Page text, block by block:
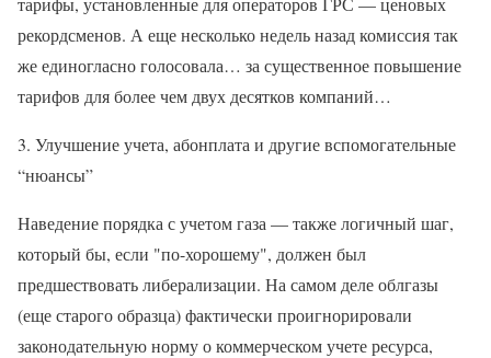
рекордсменов. А еще несколько недель назад комиссия так
же единогласно голосовала… за существенное повышение
тарифов для более чем двух десятков компаний…
3. Улучшение учета, абонплата и другие вспомогательные
“нюансы”
Наведение порядка с учетом газа — также логичный шаг,
который бы, если "по-хорошему", должен был
предшествовать либерализации. На самом деле облгазы
(еще старого образца) фактически проигнорировали
законодательную норму о коммерческом учете ресурса,